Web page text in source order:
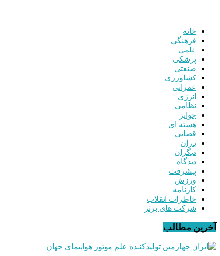
خانه
فرهنگی
علمی
پزشکی
صنعتی
کشاورزی
عمرانی
انرژی
نظامی
جوایز
هسته ای
قضایی
یاران
دیگران
دیدگاه
پیشرفت
ورزش
کارنامه
خاطرات انقلاب
شرکت های برتر
آخرین مطالب